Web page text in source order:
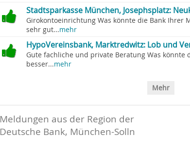
Stadtsparkasse München, Josephsplatz:
Girokontoeinrichtung Was könnte die Bank Ihrer
sehr gut...mehr
HypoVereinsbank, Marktredwitz: Lob und
Gute fachliche und private Beratung Was könnte
besser...mehr
Mehr
Meldungen aus der Region der
Deutsche Bank, München-Solln